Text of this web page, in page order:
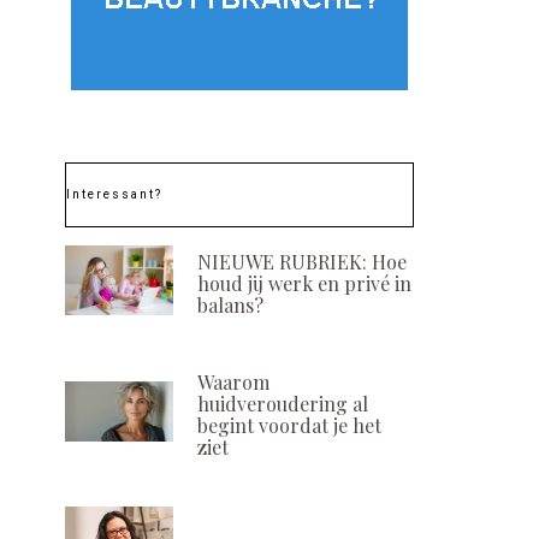
Nieuw! Timexpert
Germaine de Capuccini
POSTED
10 JUNI, 2021
Interessant?
NIEUWE RUBRIEK: Hoe
houd jij werk en privé in
balans?
Waarom
huidveroudering al
begint voordat je het
ziet